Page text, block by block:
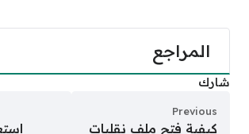
المراجع
شارك
Previous
كيفية فتح ملف نقليات